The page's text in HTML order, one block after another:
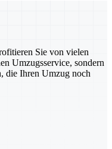
Sie von vielen
Umzugsservice, sondern
die Ihren Umzug noch